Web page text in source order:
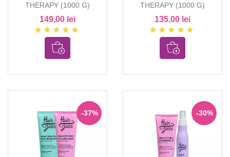
THERAPY (1000 G)
149,00 lei
star star star star star
THERAPY (1000 G)
135,00 lei
star star star star star
-37% -30%